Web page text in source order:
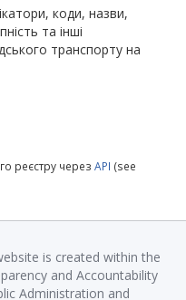
коди, назви,
та інші
транспорту на
реєстру через API (see
is created within the
and Accountability
Administration and